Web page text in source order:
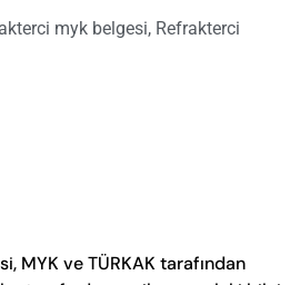
myk belgesi, Refrakterci
MYK ve TÜRKAK tarafından